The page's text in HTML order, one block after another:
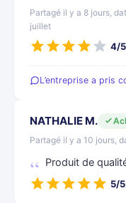
Partagé il y a 8 jours,
juillet
4/5
L’entreprise a pris
NATHALIE M.
Partagé il y a 10 jours,
Produit de
5/5